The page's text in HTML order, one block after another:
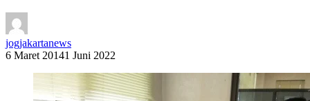
jogjakartanews
6 Maret 20141 Juni 2022